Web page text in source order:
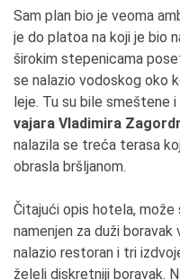
Sam plan bio je veoma
je do platoa na koji je bio
širokim stepenicama
se nalazio vodoskog oko
leje. Tu su bile smeštene
vajara Vladimira
nalazila se treća terasa
obrasla bršljanom.
Čitajući opis hotela,
namenjen za duži
nalazio restoran i tri
želeli diskretniji boravak.